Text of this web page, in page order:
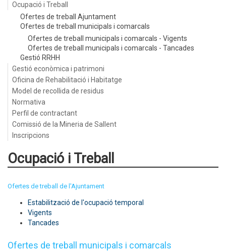
Ocupació i Treball
Ofertes de treball Ajuntament
Ofertes de treball municipals i comarcals
Ofertes de treball municipals i comarcals - Vigents
Ofertes de treball municipals i comarcals - Tancades
Gestió RRHH
Gestió econòmica i patrimoni
Oficina de Rehabilitació i Habitatge
Model de recollida de residus
Normativa
Perfil de contractant
Comissió de la Mineria de Sallent
Inscripcions
Ocupació i Treball
Ofertes de treball de l'Ajuntament
Estabilització de l'ocupació temporal
Vigents
Tancades
Ofertes de treball municipals i comarcals